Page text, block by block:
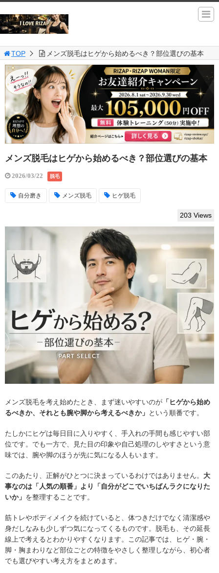
TOP メンズ脱毛はヒゲから始めるべき？部位選びの基本
メンズ脱毛はヒゲから始めるべき？部位選びの基本
2026/03/22 脱毛
自分磨き メンズ脱毛 ヒゲ脱毛
203 Views
メンズ脱毛を考え始めたとき、まず迷いやすいのが 「ヒゲから始め
るべきか、それとも腕や脚から考えるべきか」 という順番です。
たしかにヒゲは毎日目に入りやすく、手入れの手間も感じやすい部
位です。でも一方で、見た目の印象や自己処理のしやすさという意
味では、腕や脚のほうが先に気になる人もいます。
このあたり、正解がひとつに決まっているわけではありません。 大
事なのは「人気の順番」より「自分がどこでいちばんラクになりた
いか」 を整理することです。
筋トレやボディメイクを続けていると、体つきだけでなく清潔感や
身だしなみも少しずつ気になってくるものです。脱毛も、その延長
線上で考えるとわかりやすくなります。この記事では、ヒゲ・腕・
脚・胸まわりなど部位ごとの特徴をやさしく整理しながら、初心者
でも選びやすい考え方をまとめます。